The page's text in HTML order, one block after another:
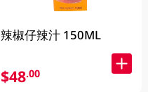
辣椒仔辣汁 150ML
$48.00